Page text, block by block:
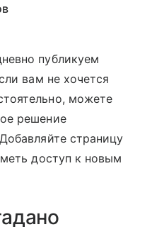
публикуем
вам не хочется
можете
решение
страницу
доступ к новым